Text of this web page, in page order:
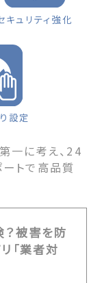
キュリティ強化
設定
一に考え、24
トで高品質
被害を防
「業者対